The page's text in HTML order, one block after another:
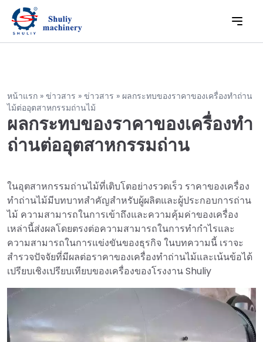
หน้าแรก » ข่าวสาร » ข่าวสาร » ผลกระทบของราคาของเครื่องทำถ่าน
ไม้ต่ออุตสาหกรรมถ่านไม้
ผลกระทบของราคาของเครื่องทำ
ถ่านต่ออุตสาหกรรมถ่าน
ในอุตสาหกรรมถ่านไม้ที่เติบโตอย่างรวดเร็ว ราคาของเครื่อง
ทำถ่านไม้มีบทบาทสำคัญสำหรับผู้ผลิตและผู้ประกอบการถ่าน
ไม้ ความสามารถในการเข้าถึงและความคุ้มค่าของเครื่อง
เหล่านี้ส่งผลโดยตรงต่อความสามารถในการทำกำไรและ
ความสามารถในการแข่งขันของธุรกิจ ในบทความนี้ เราจะ
สำรวจปัจจัยที่มีผลต่อราคาของเครื่องทำถ่านไม้และเน้นข้อได้
เปรียบเชิงเปรียบเทียบของเครื่องของโรงงาน Shuliy